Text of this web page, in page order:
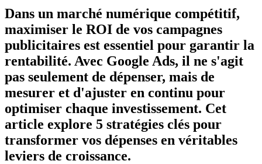
Dans un marché numérique compétitif,
maximiser le ROI de vos campagnes
publicitaires est essentiel pour garantir la
rentabilité. Avec Google Ads, il ne s'agit
pas seulement de dépenser, mais de
mesurer et d'ajuster en continu pour
optimiser chaque investissement. Cet
article explore 5 stratégies clés pour
transformer vos dépenses en véritables
leviers de croissance.